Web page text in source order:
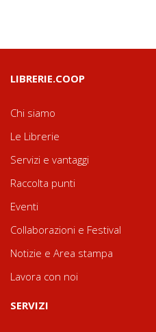
LIBRERIE.COOP
Chi siamo
Le Librerie
Servizi e vantaggi
Raccolta punti
Eventi
Collaborazioni e Festival
Notizie e Area stampa
Lavora con noi
SERVIZI